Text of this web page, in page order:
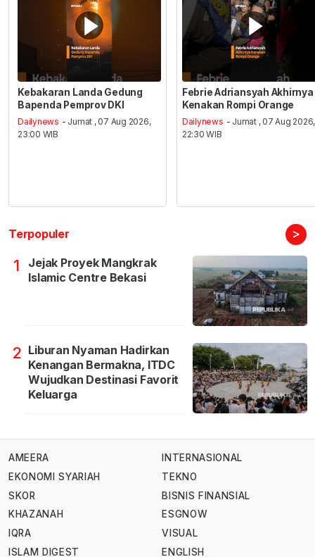
Kebakaran Landa Gedung
Bapenda Pemprov DKI
Dailynews - Jumat , 07 Aug 2026,
23:00 WIB
Febrie Adriansyah Akhirnya
Kenakan Rompi Orange
Dailynews - Jumat , 07 Aug 2026,
22:30 WIB
Terpopuler >
1
Jejak Proyek Mangkrak
Islamic Centre Bekasi
2 Liburan Nyaman Hadirkan
Kenangan Bermakna, ITDC
Wujudkan Destinasi Favorit
Keluarga
AMEERA
EKONOMI SYARIAH
SKOR
KHAZANAH
IQRA
ISLAM DIGEST
INTERNASIONAL
TEKNO
BISNIS FINANSIAL
ESGNOW
VISUAL
ENGLISH